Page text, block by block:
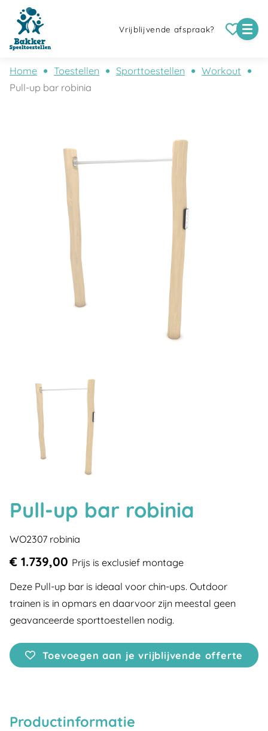
Vrijblijvende afspraak?
Home Toestellen Sporttoestellen
Workout
Pull-up bar robinia
Pull-up bar robinia
WO2307 robinia
€ 1.739,00 Prijs is exclusief montage
Deze Pull-up bar is ideaal voor chin-ups. Outdoor
trainen is in opmars en daarvoor zijn meestal geen
geavanceerde sporttoestellen nodig.
Toevoegen aan je vrijblijvende offerte
Productinformatie